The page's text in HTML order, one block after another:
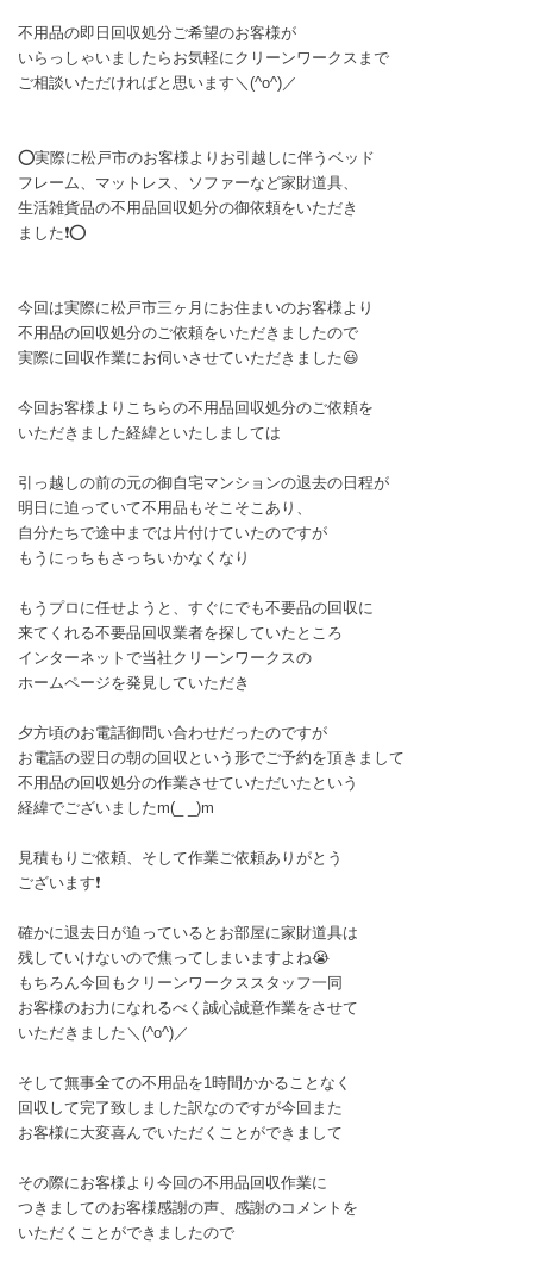
不用品の即日回収処分ご希望のお客様が
いらっしゃいましたらお気軽にクリーンワークスまで
ご相談いただければと思います＼(^o^)／
⭕実際に松戸市のお客様よりお引越しに伴うベッド
フレーム、マットレス、ソファーなど家財道具、
生活雑貨品の不用品回収処分の御依頼をいただき
ました❗⭕
今回は実際に松戸市三ヶ月にお住まいのお客様より
不用品の回収処分のご依頼をいただきましたので
実際に回収作業にお伺いさせていただきました😃
今回お客様よりこちらの不用品回収処分のご依頼を
いただきました経緯といたしましては
引っ越しの前の元の御自宅マンションの退去の日程が
明日に迫っていて不用品もそこそこあり、
自分たちで途中までは片付けていたのですが
もうにっちもさっちいかなくなり
もうプロに任せようと、すぐにでも不要品の回収に
来てくれる不要品回収業者を探していたところ
インターネットで当社クリーンワークスの
ホームページを発見していただき
夕方頃のお電話御問い合わせだったのですが
お電話の翌日の朝の回収という形でご予約を頂きまして
不用品の回収処分の作業させていただいたという
経緯でございましたm(_ _)m
見積もりご依頼、そして作業ご依頼ありがとう
ございます❗
確かに退去日が迫っているとお部屋に家財道具は
残していけないので焦ってしまいますよね😭
もちろん今回もクリーンワークススタッフ一同
お客様のお力になれるべく誠心誠意作業をさせて
いただきました＼(^o^)／
そして無事全ての不用品を1時間かかることなく
回収して完了致しました訳なのですが今回また
お客様に大変喜んでいただくことができまして
その際にお客様より今回の不用品回収作業に
つきましてのお客様感謝の声、感謝のコメントを
いただくことができましたので